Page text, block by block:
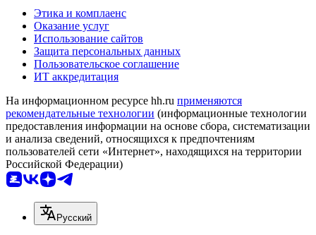
Этика и комплаенс
Оказание услуг
Использование сайтов
Защита персональных данных
Пользовательское соглашение
ИТ аккредитация
На информационном ресурсе hh.ru применяются
рекомендательные технологии (информационные технологии
предоставления информации на основе сбора, систематизации
и анализа сведений, относящихся к предпочтениям
пользователей сети «Интернет», находящихся на территории
Российской Федерации)
Русский